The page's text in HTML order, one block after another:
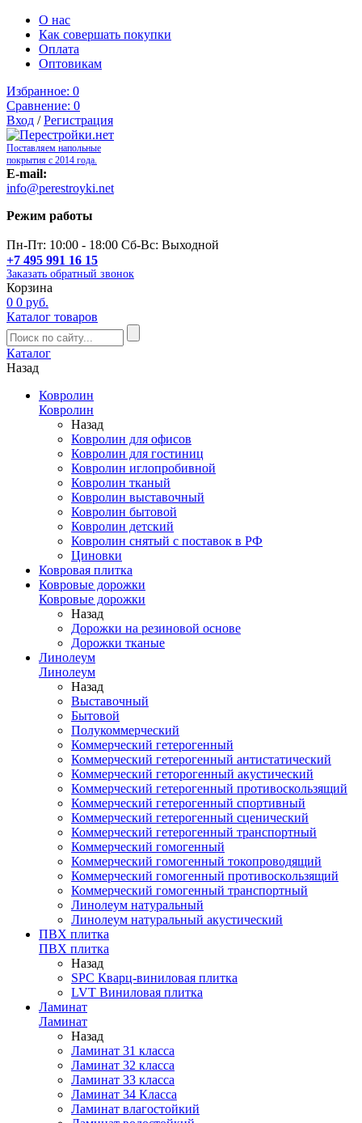
О нас
Как совершать покупки
Оплата
Оптовикам
Избранное: 0
Сравнение: 0
Вход /Регистрация
Поставляем напольные
покрытия с 2014 года.
E-mail:
info@perestroyki.net
Режим работы
Пн-Пт: 10:00 - 18:00 Сб-Вс: Выходной
+7 495 991 16 15
Заказать обратный звонок
Корзина
0 0 руб.
Каталог товаров
Каталог
Назад
Ковролин
Ковролин
Назад
Ковролин для офисов
Ковролин для гостиниц
Ковролин иглопробивной
Ковролин тканый
Ковролин выставочный
Ковролин бытовой
Ковролин детский
Ковролин снятый с поставок в РФ
Циновки
Ковровая плитка
Ковровые дорожки
Ковровые дорожки
Назад
Дорожки на резиновой основе
Дорожки тканые
Линолеум
Линолеум
Назад
Выставочный
Бытовой
Полукоммерческий
Коммерческий гетерогенный
Коммерческий гетерогенный антистатический
Коммерческий геторогенный акустический
Коммерческий гетерогенный противоскользящий
Коммерческий гетерогенный спортивный
Коммерческий гетерогенный сценический
Коммерческий гетерогенный транспортный
Коммерческий гомогенный
Коммерческий гомогенный токопроводящий
Коммерческий гомогенный противоскользящий
Коммерческий гомогенный транспортный
Линолеум натуральный
Линолеум натуральный акустический
ПВХ плитка
ПВХ плитка
Назад
SPC Кварц-виниловая плитка
LVT Виниловая плитка
Ламинат
Ламинат
Назад
Ламинат 31 класса
Ламинат 32 класса
Ламинат 33 класса
Ламинат 34 Класса
Ламинат влагостойкий